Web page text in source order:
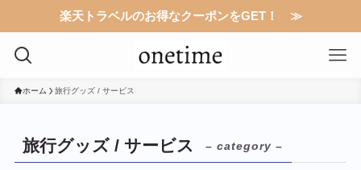
楽天トラベルのお得なクーポンをGET！ ≫
ホーム 旅行グッズ / サービス
旅行グッズ / サービス – category –